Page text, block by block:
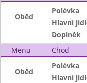
Oběd
Polévka
Hlavní
Doplněk
Menu
Chod
Oběd
Polévka
Hlavní